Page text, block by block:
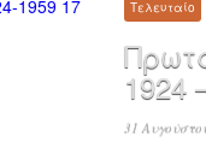
Τελευταίο
1924
31